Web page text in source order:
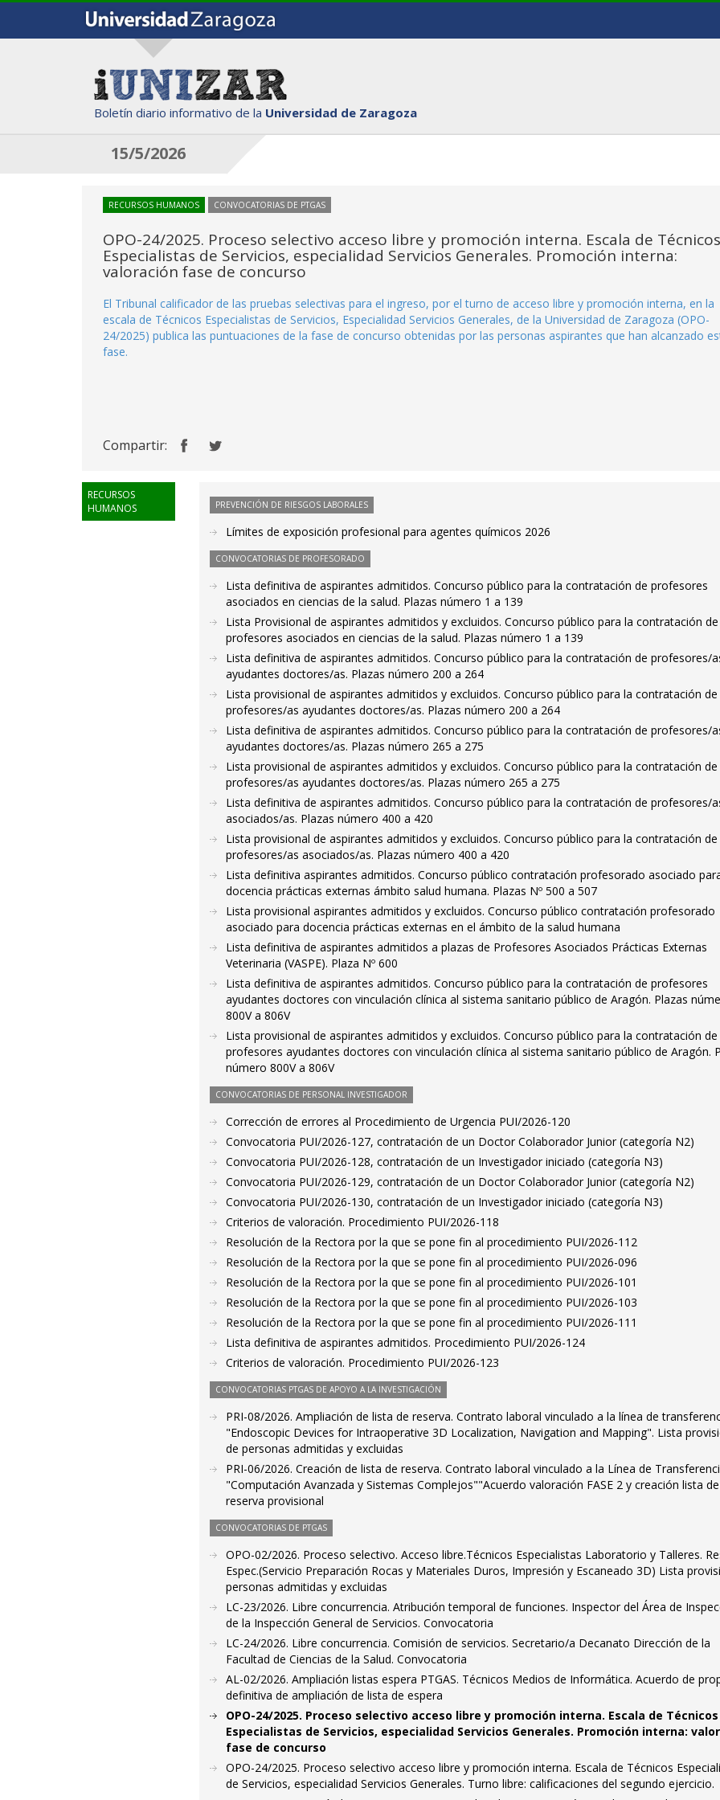
Boletín diario informativo de la Universidad de Zaragoza
15/5/2026
RECURSOS HUMANOS CONVOCATORIAS DE PTGAS
OPO-24/2025. Proceso selectivo acceso libre y promoción interna. Escala de Técnicos
Especialistas de Servicios, especialidad Servicios Generales. Promoción interna:
valoración fase de concurso
El Tribunal calificador de las pruebas selectivas para el ingreso, por el turno de acceso libre y promoción interna, en la
escala de Técnicos Especialistas de Servicios, Especialidad Servicios Generales, de la Universidad de Zaragoza (OPO-
24/2025) publica las puntuaciones de la fase de concurso obtenidas por las personas aspirantes que han alcanzado
fase.
Compartir:
RECURSOS
HUMANOS
PREVENCIÓN DE RIESGOS LABORALES
Límites de exposición profesional para agentes químicos 2026
CONVOCATORIAS DE PROFESORADO
Lista definitiva de aspirantes admitidos. Concurso público para la contratación de profesores
asociados en ciencias de la salud. Plazas número 1 a 139
Lista Provisional de aspirantes admitidos y excluidos. Concurso público para la contratación de
profesores asociados en ciencias de la salud. Plazas número 1 a 139
Lista definitiva de aspirantes admitidos. Concurso público para la contratación de profesores/
ayudantes doctores/as. Plazas número 200 a 264
Lista provisional de aspirantes admitidos y excluidos. Concurso público para la contratación de
profesores/as ayudantes doctores/as. Plazas número 200 a 264
Lista definitiva de aspirantes admitidos. Concurso público para la contratación de profesores/
ayudantes doctores/as. Plazas número 265 a 275
Lista provisional de aspirantes admitidos y excluidos. Concurso público para la contratación de
profesores/as ayudantes doctores/as. Plazas número 265 a 275
Lista definitiva de aspirantes admitidos. Concurso público para la contratación de profesores/
asociados/as. Plazas número 400 a 420
Lista provisional de aspirantes admitidos y excluidos. Concurso público para la contratación de
profesores/as asociados/as. Plazas número 400 a 420
Lista definitiva aspirantes admitidos. Concurso público contratación profesorado asociado
docencia prácticas externas ámbito salud humana. Plazas Nº 500 a 507
Lista provisional aspirantes admitidos y excluidos. Concurso público contratación profesorado
asociado para docencia prácticas externas en el ámbito de la salud humana
Lista definitiva de aspirantes admitidos a plazas de Profesores Asociados Prácticas Externas
Veterinaria (VASPE). Plaza Nº 600
Lista definitiva de aspirantes admitidos. Concurso público para la contratación de profesores
ayudantes doctores con vinculación clínica al sistema sanitario público de Aragón. Plazas
800V a 806V
Lista provisional de aspirantes admitidos y excluidos. Concurso público para la contratación de
profesores ayudantes doctores con vinculación clínica al sistema sanitario público de Aragón.
número 800V a 806V
CONVOCATORIAS DE PERSONAL INVESTIGADOR
Corrección de errores al Procedimiento de Urgencia PUI/2026-120
Convocatoria PUI/2026-127, contratación de un Doctor Colaborador Junior (categoría N2)
Convocatoria PUI/2026-128, contratación de un Investigador iniciado (categoría N3)
Convocatoria PUI/2026-129, contratación de un Doctor Colaborador Junior (categoría N2)
Convocatoria PUI/2026-130, contratación de un Investigador iniciado (categoría N3)
Criterios de valoración. Procedimiento PUI/2026-118
Resolución de la Rectora por la que se pone fin al procedimiento PUI/2026-112
Resolución de la Rectora por la que se pone fin al procedimiento PUI/2026-096
Resolución de la Rectora por la que se pone fin al procedimiento PUI/2026-101
Resolución de la Rectora por la que se pone fin al procedimiento PUI/2026-103
Resolución de la Rectora por la que se pone fin al procedimiento PUI/2026-111
Lista definitiva de aspirantes admitidos. Procedimiento PUI/2026-124
Criterios de valoración. Procedimiento PUI/2026-123
CONVOCATORIAS PTGAS DE APOYO A LA INVESTIGACIÓN
PRI-08/2026. Ampliación de lista de reserva. Contrato laboral vinculado a la línea de
"Endoscopic Devices for Intraoperative 3D Localization, Navigation and Mapping". Lista
de personas admitidas y excluidas
PRI-06/2026. Creación de lista de reserva. Contrato laboral vinculado a la Línea de
"Computación Avanzada y Sistemas Complejos""Acuerdo valoración FASE 2 y creación lista de
reserva provisional
CONVOCATORIAS DE PTGAS
OPO-02/2026. Proceso selectivo. Acceso libre.Técnicos Especialistas Laboratorio y Talleres.
Espec.(Servicio Preparación Rocas y Materiales Duros, Impresión y Escaneado 3D) Lista
personas admitidas y excluidas
LC-23/2026. Libre concurrencia. Atribución temporal de funciones. Inspector del Área de
de la Inspección General de Servicios. Convocatoria
LC-24/2026. Libre concurrencia. Comisión de servicios. Secretario/a Decanato Dirección de la
Facultad de Ciencias de la Salud. Convocatoria
AL-02/2026. Ampliación listas espera PTGAS. Técnicos Medios de Informática. Acuerdo de
definitiva de ampliación de lista de espera
OPO-24/2025. Proceso selectivo acceso libre y promoción interna. Escala de Técnicos
Especialistas de Servicios, especialidad Servicios Generales. Promoción interna:
fase de concurso
OPO-24/2025. Proceso selectivo acceso libre y promoción interna. Escala de Técnicos
de Servicios, especialidad Servicios Generales. Turno libre: calificaciones del segundo ejercicio.